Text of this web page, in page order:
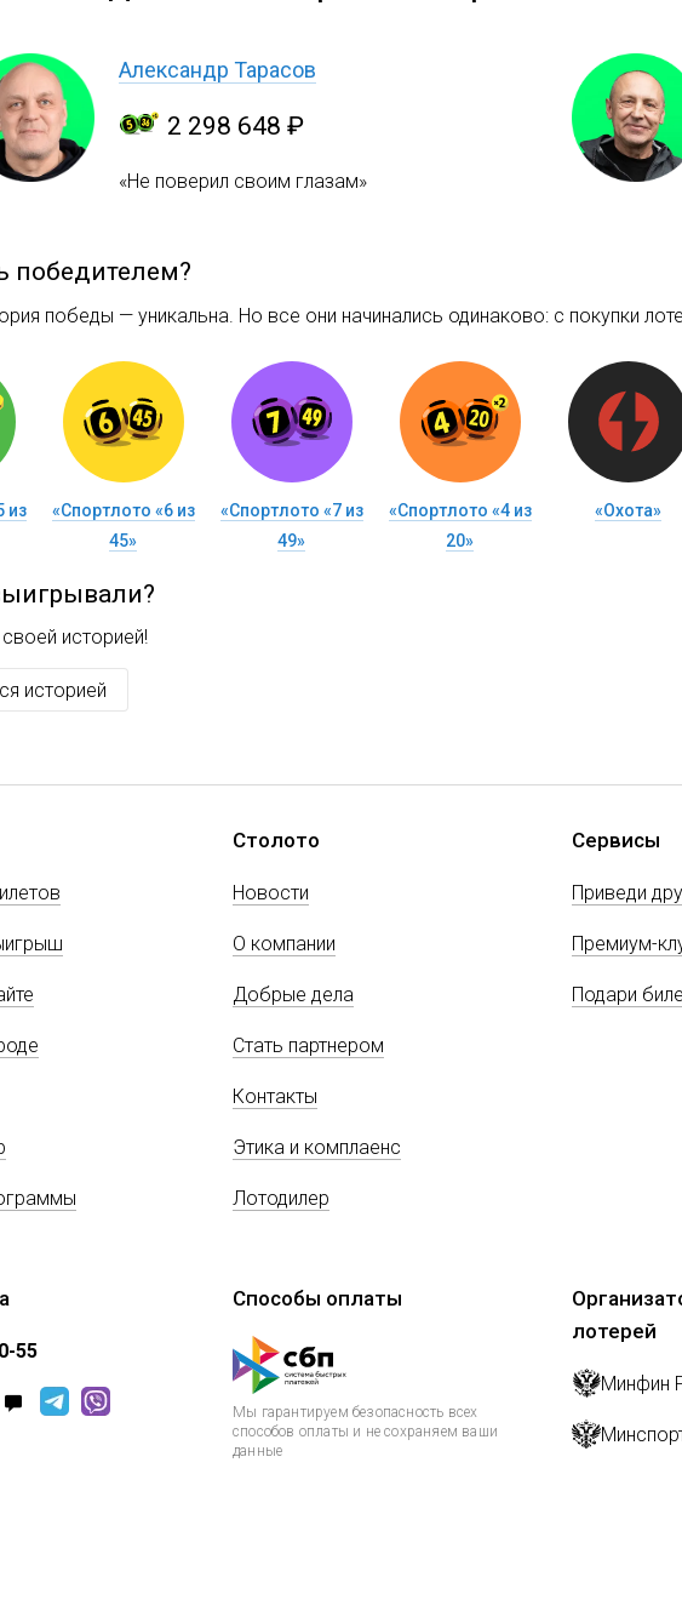
Александр Тарасов
2 298 648 ₽
«Не поверил своим глазам»
победителем?
победы — уникальна. Но все они начинались одинаково: c покупки
из
«Спортлото «6 из
45»
«Спортлото «7 из
49»
«Спортлото «4 из
20»
«Охота»
историей!
историей
Столото
Новости
О компании
Добрые дела
Стать партнером
Контакты
Этика и комплаенс
Лотодилер
Сервисы
Приведи
Премиум-
Подари
55
Способы оплаты
Мы гарантируем безопасность всех
способов оплаты и не сохраняем ваши
данные
лотерей
Минфин